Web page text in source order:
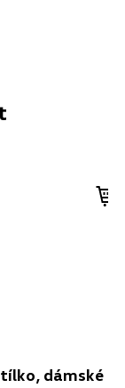
tílko, dámské